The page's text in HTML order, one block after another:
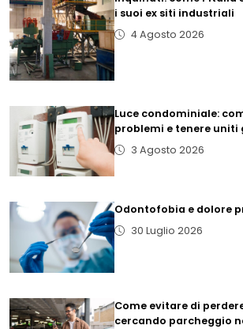
i suoi ex siti industriali
4 Agosto 2026
Luce condominiale:
problemi e tenere uniti
3 Agosto 2026
Odontofobia e dolore
30 Luglio 2026
Come evitare di
cercando parcheggio